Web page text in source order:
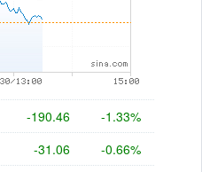
-190.46 -1.33%
-31.06 -0.66%